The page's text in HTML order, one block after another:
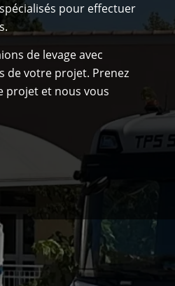
pour effectuer
de levage avec
de votre projet. Prenez
projet et nous vous